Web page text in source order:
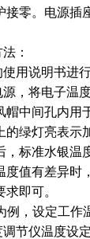
接零。电源
：
用说明书进行
，将电子温
帽中间孔内
的绿灯亮表示
，标准水银
度值有差异
即可。
例，设定工作
节仪温度设